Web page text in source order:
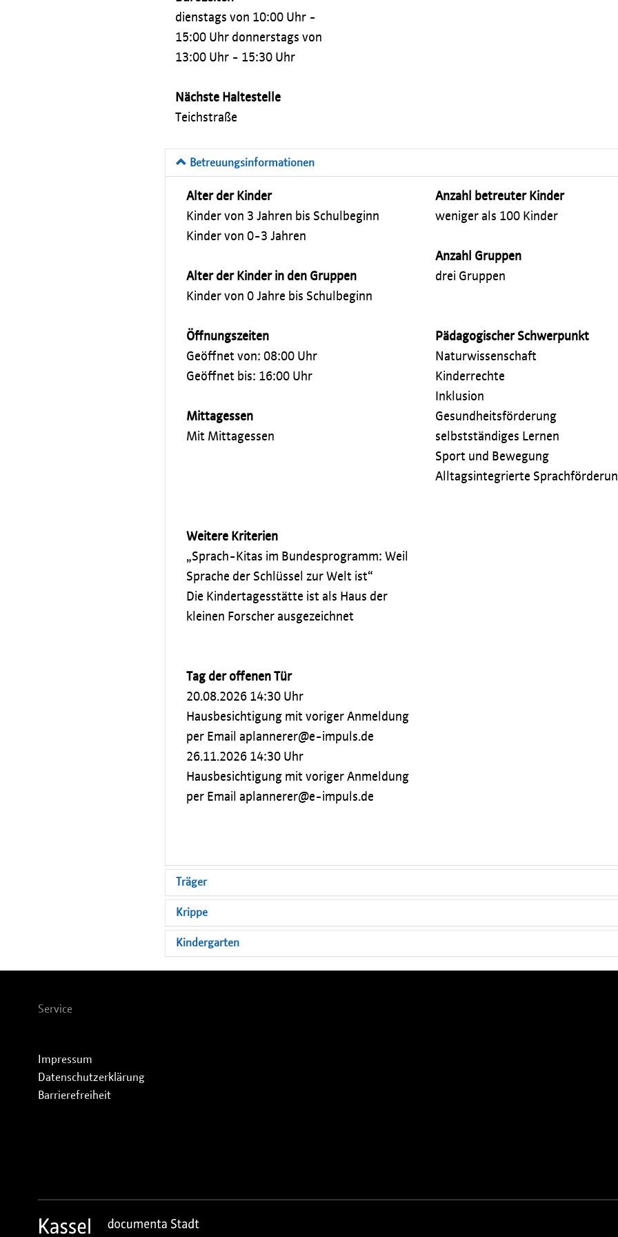
dienstags von 10:00 Uhr -
15:00 Uhr donnerstags von
13:00 Uhr - 15:30 Uhr
Nächste Haltestelle
Teichstraße
Betreuungsinformationen
Alter der Kinder
Kinder von 3 Jahren bis Schulbeginn
Kinder von 0-3 Jahren
Alter der Kinder in den Gruppen
Kinder von 0 Jahre bis Schulbeginn
Anzahl betreuter Kinder
weniger als 100 Kinder
Anzahl Gruppen
drei Gruppen
Öffnungszeiten
Geöffnet von: 08:00 Uhr
Geöffnet bis: 16:00 Uhr
Mittagessen
Mit Mittagessen
Pädagogischer Schwerpunkt
Naturwissenschaft
Kinderrechte
Inklusion
Gesundheitsförderung
selbstständiges Lernen
Sport und Bewegung
Alltagsintegrierte
Weitere Kriterien
„Sprach-Kitas im Bundesprogramm: Weil
Sprache der Schlüssel zur Welt ist“
Die Kindertagesstätte ist als Haus der
kleinen Forscher ausgezeichnet
Tag der offenen Tür
20.08.2026 14:30 Uhr
Hausbesichtigung mit voriger Anmeldung
per Email aplannerer@e-impuls.de
26.11.2026 14:30 Uhr
Hausbesichtigung mit voriger Anmeldung
per Email aplannerer@e-impuls.de
Träger
Krippe
Kindergarten
Service
Impressum
Datenschutzerklärung
Barrierefreiheit